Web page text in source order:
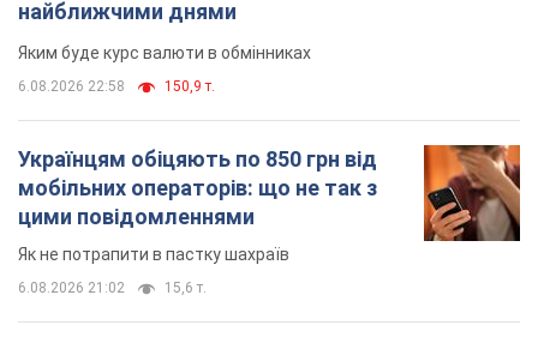
найближчими днями
Яким буде курс валюти в обмінниках
6.08.2026 22:58 150,9 т.
Українцям обіцяють по 850 грн від
мобільних операторів: що не так з
цими повідомленнями
Як не потрапити в пастку шахраїв
6.08.2026 21:02 15,6 т.